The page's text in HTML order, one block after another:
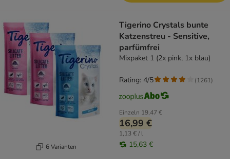
6 Varianten
Tigerino Crystals bunte
Katzenstreu - Sensitive,
parfümfrei
Mixpaket 1 (2x pink, 1x blau)
Einzeln 19,47 €
16,99 €
1,13 € / l
15,63 €
Rating: 4/5 (1261)